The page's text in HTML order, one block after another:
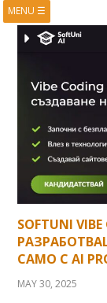
MENU ☰
HOME
VIDEOS
SOFTUNI
САМО С AI
MAY 30, 2025